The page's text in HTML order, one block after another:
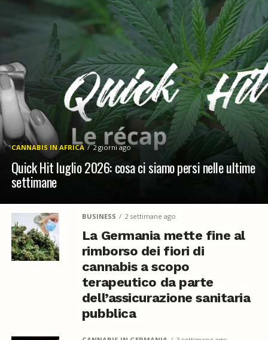
CANNABIS IN AFRICA 2 giorni ago
Quick Hit luglio 2026: cosa ci siamo persi nelle ultime
settimane
BUSINESS 2 settimane ago
La Germania mette fine al
rimborso dei fiori di
cannabis a scopo
terapeutico da parte
dell’assicurazione sanitaria
pubblica